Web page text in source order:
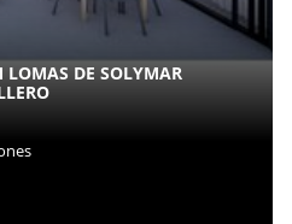
LOMAS DE SOLYMAR